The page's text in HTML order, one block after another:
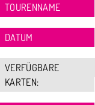
TOURENNAME
DATUM
VERFÜGBARE
KARTEN: